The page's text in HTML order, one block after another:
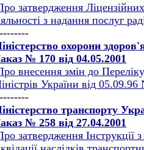
затвердження
з надання послуг
охорони
№ 170 від 04.05.2001
внесення змін до
України від 05.09.96
транспорту
№ 258 від 27.04.2001
затвердження Інструкції